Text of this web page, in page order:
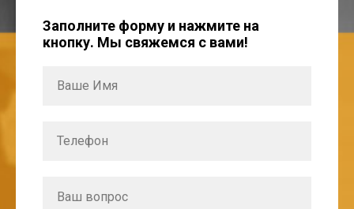
Заполните форму и нажмите на
кнопку. Мы свяжемся с вами!